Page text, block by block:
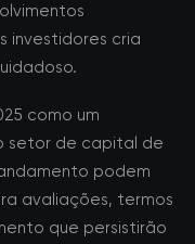
investidores cria
como um
setor de capital de
podem
avaliações, termos
que persistirão